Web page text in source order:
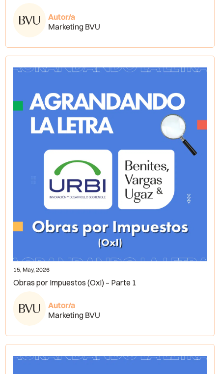
Autor/a
Marketing BVU
15, May, 2026
Obras por Impuestos (OxI) – Parte 1
Autor/a
Marketing BVU